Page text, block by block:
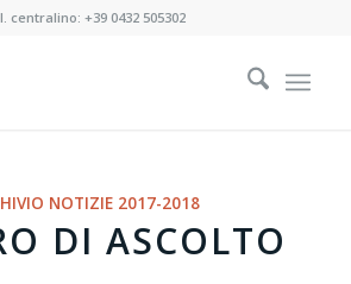
centralino:+39 0432 505302
NOTIZIE 2017-2018
DI ASCOLTO